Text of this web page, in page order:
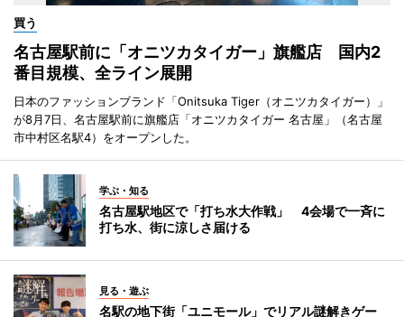
買う
名古屋駅前に「オニツカタイガー」旗艦店 国内2
番目規模、全ライン展開
日本のファッションブランド「Onitsuka Tiger（オニツカタイガー）」
が8月7日、名古屋駅前に旗艦店「オニツカタイガー 名古屋」（名古屋
市中村区名駅4）をオープンした。
学ぶ・知る
名古屋駅地区で「打ち水大作戦」 4会場で一斉に
打ち水、街に涼しさ届ける
見る・遊ぶ
名駅の地下街「ユニモール」でリアル謎解きゲー